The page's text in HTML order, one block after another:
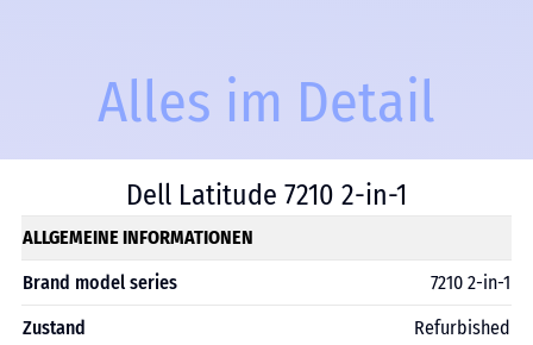
Alles im Detail
Dell Latitude 7210 2-in-1
ALLGEMEINE INFORMATIONEN
Brand model series
7210 2-in-1
Zustand
Refurbished